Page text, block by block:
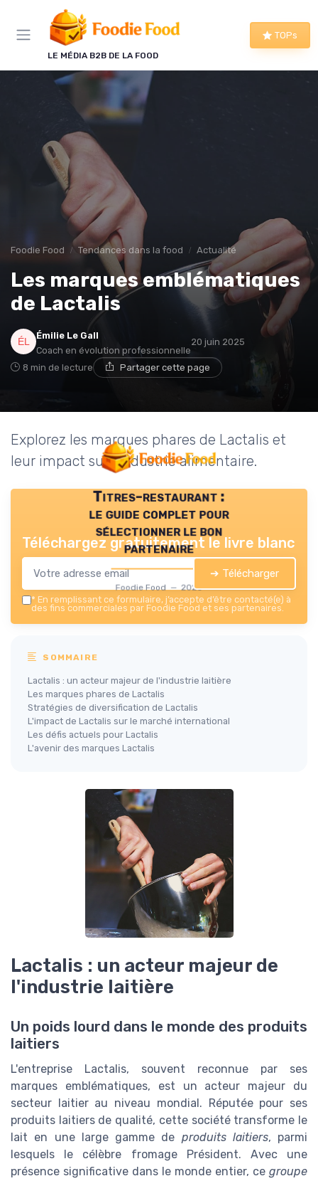
LE MÉDIA B2B DE LA FOOD
TOPs
Foodie Food Tendances dans la food Actualité
Les marques emblématiques
de Lactalis
Émilie Le Gall
Coach en évolution professionnelle
20 juin 2025
8 min de lecture Partager cette page
Explorez les marques phares de Lactalis et
leur impact sur l'industrie alimentaire.
Titres-restaurant :
le guide complet pour
sélectionner le bon
partenaire
Foodie Food — 2026
Téléchargez gratuitement le livre blanc
➔ Télécharger
* En remplissant ce formulaire, j’accepte d’être contacté(e) à
des fins commerciales par Foodie Food et ses partenaires.
SOMMAIRE
Lactalis : un acteur majeur de l'industrie laitière
Les marques phares de Lactalis
Stratégies de diversification de Lactalis
L'impact de Lactalis sur le marché international
Les défis actuels pour Lactalis
L'avenir des marques Lactalis
Lactalis : un acteur majeur de
l'industrie laitière
Un poids lourd dans le monde des produits
laitiers
L'entreprise Lactalis, souvent reconnue par ses
marques emblématiques, est un acteur majeur du
secteur laitier au niveau mondial. Réputée pour ses
produits laitiers de qualité, cette société transforme le
lait en une large gamme de produits laitiers, parmi
lesquels le célèbre fromage Président. Avec une
présence significative dans le monde entier, ce groupe
Panneau de gestion des cookies